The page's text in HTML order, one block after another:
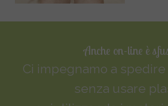
Anche on-line è
Ci impegnamo a
senza usare